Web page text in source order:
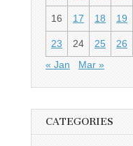
16 17 18 19
23 24 25 26
« Jan
Mar »
CATEGORIES